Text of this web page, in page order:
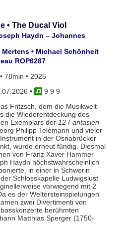
• The Ducal Viol
Haydn – Johannes
• Michael Schönheit
ROP6287
78min • 2025
•
9 9 9
Fritzsch, dem die Musikwelt
die Wiederentdeckung des
Exemplars der 12 Fantasien
Philipp Telemann und vieler
in der Osnabrücker
wurde erneut fündig. Diesmal
von Franz Xaver Hammer
Haydn höchstwahrscheinlich
in einer in Schwerin
Schlosskapelle Ludwigslust
vorwiegend mit 2
es der Weltersteinspielungen
zwei Divertimenti von
berühmten
Matthias Sperger (1750-